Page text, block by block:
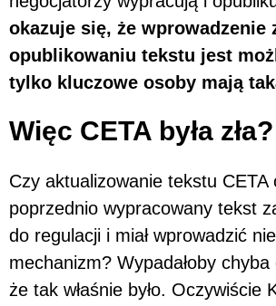
okazuje się, że wprowadzenie
opublikowaniu tekstu jest
tylko kluczowe osoby mają
Więc CETA była zła?
Czy aktualizowanie tekstu CETA
poprzednio wypracowany tekst
do regulacji i miał wprowadzić
mechanizm? Wypadałoby
że tak właśnie było. Oczywiście